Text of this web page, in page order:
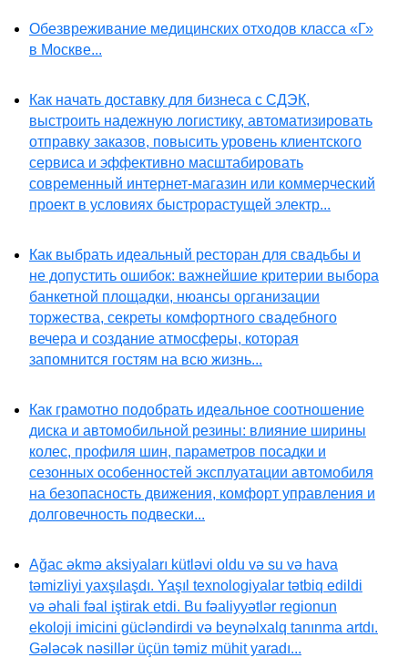
Обезвреживание медицинских отходов класса «Г»
в Москве...
Как начать доставку для бизнеса с СДЭК,
выстроить надежную логистику, автоматизировать
отправку заказов, повысить уровень клиентского
сервиса и эффективно масштабировать
современный интернет-магазин или коммерческий
проект в условиях быстрорастущей электр...
Как выбрать идеальный ресторан для свадьбы и
не допустить ошибок: важнейшие критерии выбора
банкетной площадки, нюансы организации
торжества, секреты комфортного свадебного
вечера и создание атмосферы, которая
запомнится гостям на всю жизнь...
Как грамотно подобрать идеальное соотношение
диска и автомобильной резины: влияние ширины
колес, профиля шин, параметров посадки и
сезонных особенностей эксплуатации автомобиля
на безопасность движения, комфорт управления и
долговечность подвески...
Ağac əkmə aksiyaları kütləvi oldu və su və hava
təmizliyi yaxşılaşdı. Yaşıl texnologiyalar tətbiq edildi
və əhali fəal iştirak etdi. Bu fəaliyyətlər regionun
ekoloji imicini gücləndirdi və beynəlxalq tanınma artdı.
Gələcək nəsillər üçün təmiz mühit yaradı...